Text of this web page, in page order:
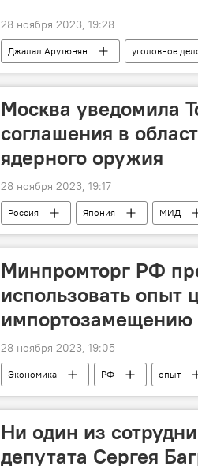
28 ноября 2023, 19:28
Джалал Арутюнян уголовное
Москва уведомила
соглашения в
ядерного оружия
28 ноября 2023, 19:17
Россия Япония МИД
Минпромторг РФ
использовать опыт
импортозамещению
28 ноября 2023, 19:05
Экономика РФ опыт
Ни один из
депутата Сергея